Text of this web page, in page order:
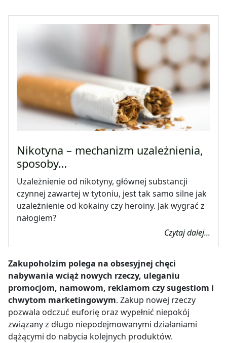
Nikotyna – mechanizm uzależnienia,
sposoby…
Uzależnienie od nikotyny, głównej substancji
czynnej zawartej w tytoniu, jest tak samo silne jak
uzależnienie od kokainy czy heroiny. Jak wygrać z
nałogiem?
Czytaj dalej...
Zakupoholzim polega na obsesyjnej chęci
nabywania wciąż nowych rzeczy, uleganiu
promocjom, namowom, reklamom czy sugestiom i
chwytom marketingowym. Zakup nowej rzeczy
pozwala odczuć euforię oraz wypełnić niepokój
związany z długo niepodejmowanymi działaniami
dążącymi do nabycia kolejnych produktów.